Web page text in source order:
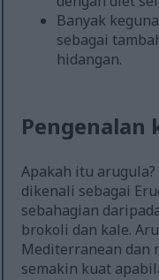
Banyak
sebagai
hidangan.
Pengenalan
Apakah itu
dikenali sebagai
sebahagian
brokoli dan kale.
Mediterranean dan
semakin kuat